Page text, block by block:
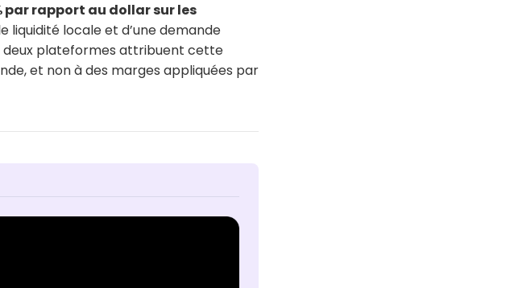
par rapport au dollar sur les
liquidité locale et d’une demande
deux plateformes attribuent cette
et non à des marges appliquées par